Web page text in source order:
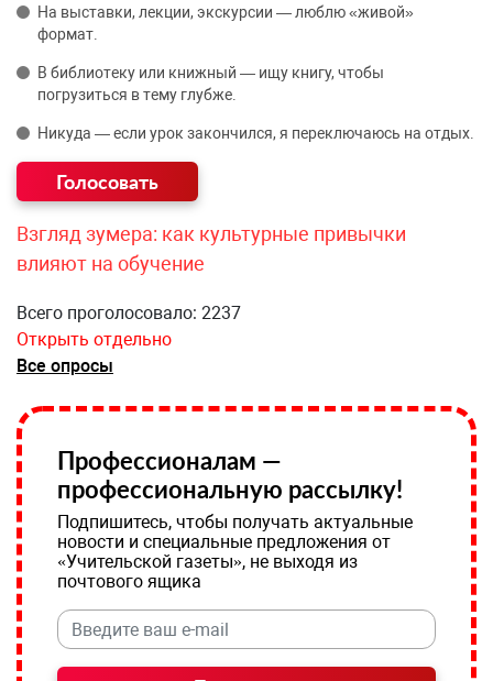
На выставки, лекции, экскурсии — люблю «живой»
формат.
В библиотеку или книжный — ищу книгу, чтобы
погрузиться в тему глубже.
Никуда — если урок закончился, я переключаюсь на отдых.
Взгляд зумера: как культурные привычки
влияют на обучение
Всего проголосовало: 2237
Открыть отдельно
Все опросы
Профессионалам —
профессиональную рассылку!
Подпишитесь, чтобы получать актуальные
новости и специальные предложения от
«Учительской газеты», не выходя из
почтового ящика